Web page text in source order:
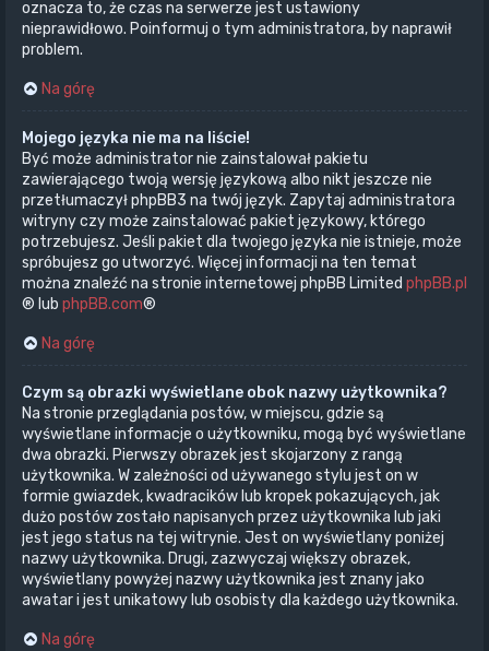
oznacza to, że czas na serwerze jest ustawiony
nieprawidłowo. Poinformuj o tym administratora, by naprawił
problem.
Na górę
Mojego języka nie ma na liście!
Być może administrator nie zainstalował pakietu
zawierającego twoją wersję językową albo nikt jeszcze nie
przetłumaczył phpBB3 na twój język. Zapytaj administratora
witryny czy może zainstalować pakiet językowy, którego
potrzebujesz. Jeśli pakiet dla twojego języka nie istnieje, może
spróbujesz go utworzyć. Więcej informacji na ten temat
można znaleźć na stronie internetowej phpBB Limited phpBB.pl
® lub phpBB.com®
Na górę
Czym są obrazki wyświetlane obok nazwy użytkownika?
Na stronie przeglądania postów, w miejscu, gdzie są
wyświetlane informacje o użytkowniku, mogą być wyświetlane
dwa obrazki. Pierwszy obrazek jest skojarzony z rangą
użytkownika. W zależności od używanego stylu jest on w
formie gwiazdek, kwadracików lub kropek pokazujących, jak
dużo postów zostało napisanych przez użytkownika lub jaki
jest jego status na tej witrynie. Jest on wyświetlany poniżej
nazwy użytkownika. Drugi, zazwyczaj większy obrazek,
wyświetlany powyżej nazwy użytkownika jest znany jako
awatar i jest unikatowy lub osobisty dla każdego użytkownika.
Na górę